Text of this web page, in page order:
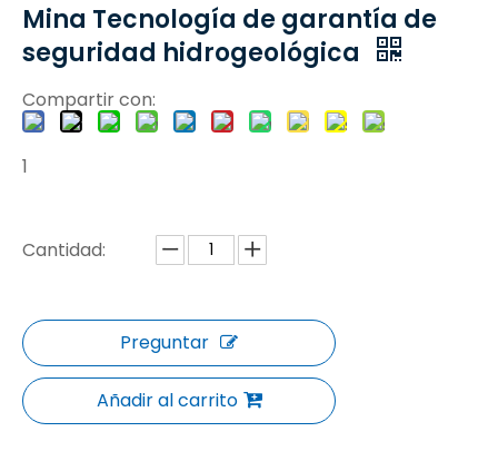
Mina Tecnología de garantía de
seguridad hidrogeológica
Compartir con:
1
Cantidad:
Preguntar
Añadir al carrito